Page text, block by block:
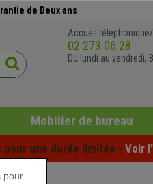
de Deux ans
Accueil
02 273 06 28
Du lundi au vendredi,
Mobilier de bureau
une durée limitée - Voir
pour